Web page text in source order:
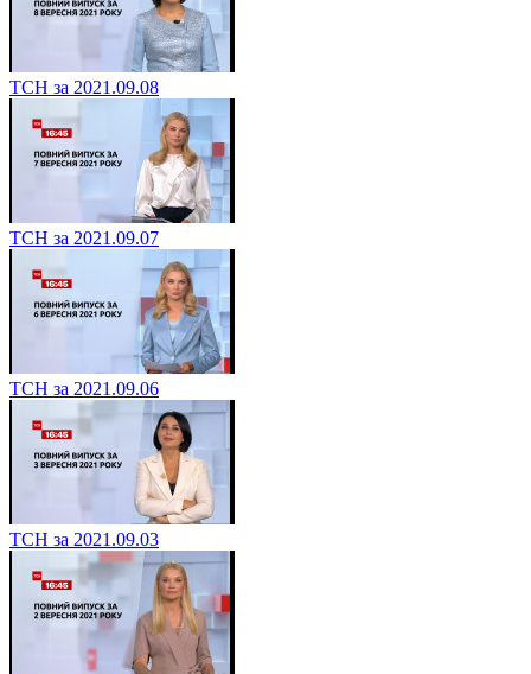
ТСН за 2021.09.08
ТСН за 2021.09.07
ТСН за 2021.09.06
ТСН за 2021.09.03